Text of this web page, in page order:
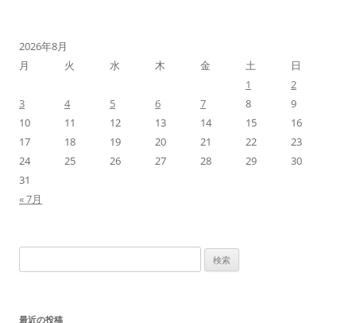
2026年8月
月
火 水 木 金 土
日
1
2
3
4 5 6 7 8
9
10
11 12 13 14 15
16
17
18 19 20 21 22
23
24
25 26 27 28 29
30
31
« 7月
索:
最近の投稿